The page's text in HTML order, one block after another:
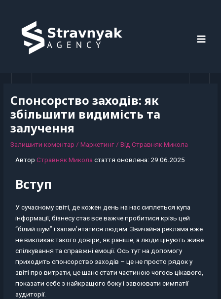
Спонсорство заходів: як
збільшити видимість та
залучення
Залишити коментар /Маркетинг/ ВідСтравняк Микола
АвторСтравняк Микола стаття оновлена: 29.06.2025
Вступ
У сучасному світі, де кожен день на нас сиплеться купа
інформації, бізнесу стає все важче пробитися крізь цей
“білий шум” і запам’ятатися людям. Звичайна реклама вже
не викликає такого довіри, як раніше, а люди цінують живе
спілкування та справжні емоції. Ось тут на допомогу
приходить спонсорство заходів – це не просто рядок у
звіті про витрати, це шанс стати частиною чогось цікавого,
показати себе з найкращого боку і завоювати симпатії
аудиторії.
запису